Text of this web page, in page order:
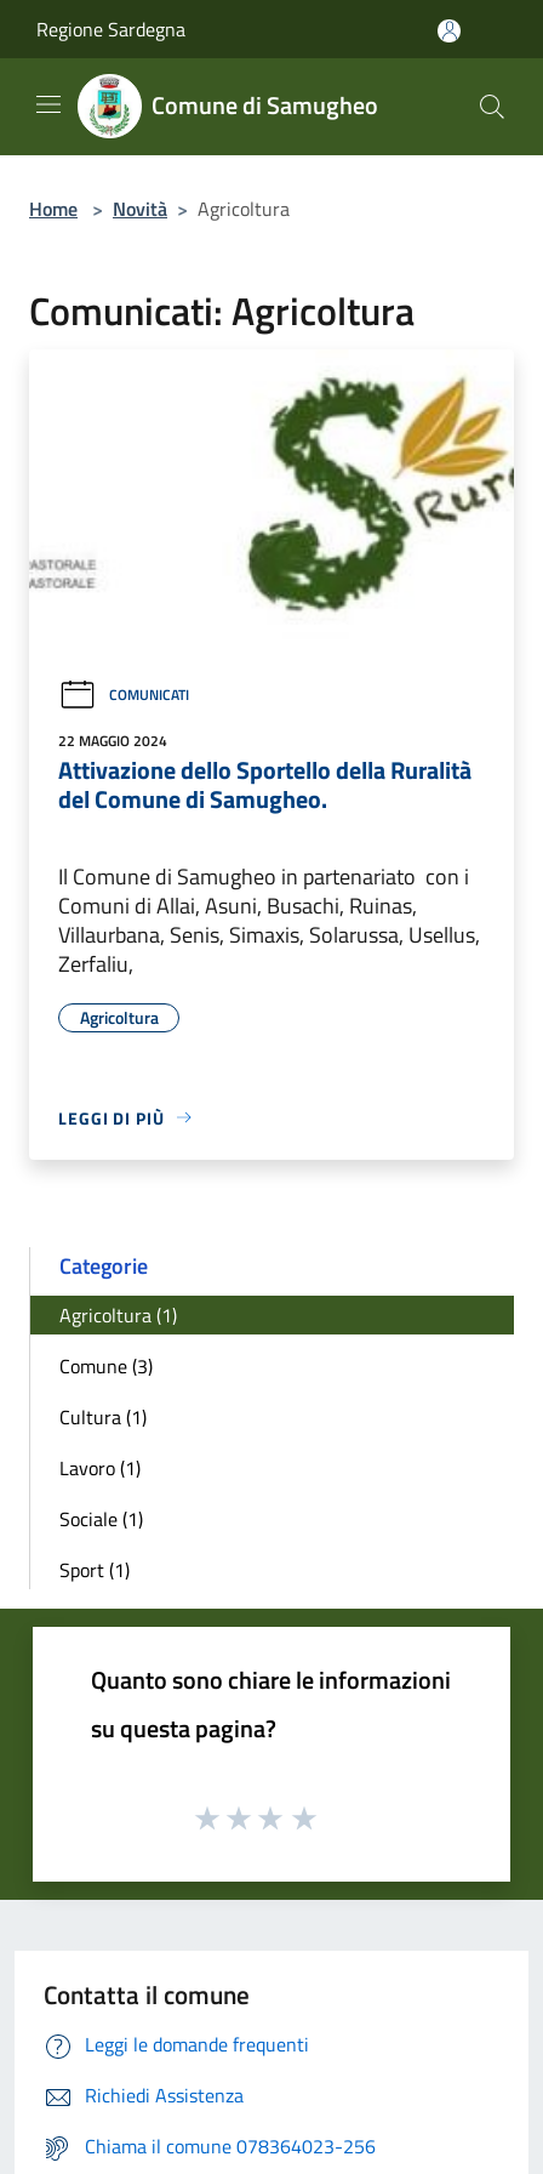
Regione Sardegna
Comune di Samugheo
Home > Novità > Agricoltura
Comunicati: Agricoltura
COMUNICATI
22 MAGGIO 2024
Attivazione dello Sportello della Ruralità
del Comune di Samugheo.
Il Comune di Samugheo in partenariato con i
Comuni di Allai, Asuni, Busachi, Ruinas,
Villaurbana, Senis, Simaxis, Solarussa, Usellus,
Zerfaliu,
Agricoltura
LEGGI DI PIÙ
Categorie
Agricoltura (1)
Comune (3)
Cultura (1)
Lavoro (1)
Sociale (1)
Sport (1)
Quanto sono chiare le informazioni
su questa pagina?
Contatta il comune
Leggi le domande frequenti
Richiedi Assistenza
Chiama il comune 078364023-256